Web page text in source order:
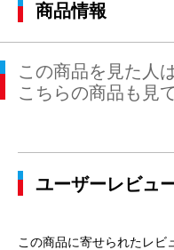
商品情報
この商品を見た人
こちらの商品も見
ユーザーレビュ
この商品に寄せられたレビ